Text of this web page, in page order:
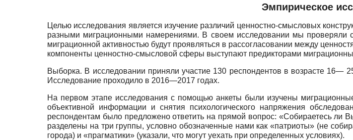
Эмпирическое
Целью исследования является изучение различий ценностно-смысловых
разными миграционными намерениями. В своем исследовании мы проверяли
миграционной активностью будут проявляться в рассогласовании между
компоненты ценностно-смысловой сферы выступают предикторами
Выборка. В исследовании приняли участие 130 респондентов в возрасте 16—
Исследование проходило в 2016—2017 годах.
На первом этапе исследования с помощью анкеты были изучены
объективной информации и снятия психологического напряжения
респондентам было предложено ответить на прямой вопрос: «Собираетесь ли
разделены на три группы, условно обозначенные нами как «патриоты» (не
города) и «прагматики» (указали, что могут уехать при определенных условиях).